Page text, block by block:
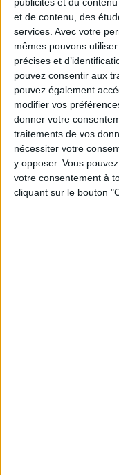
et de contenu, des
services. Avec votre
mêmes pouvons
précises et
pouvez consentir aux
pouvez également
modifier vos
donner votre
traitements de vos
nécessiter votre
y opposer. Vous
votre consentement à
cliquant sur le bouton
Bas du Corps
Muscu |